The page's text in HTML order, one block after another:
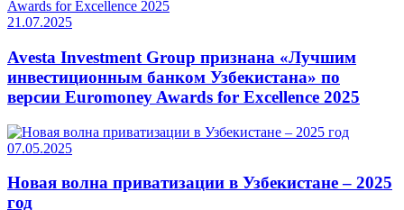
21.07.2025
Avesta Investment Group признана «Лучшим
инвестиционным банком Узбекистана» по
версии Euromoney Awards for Excellence 2025
07.05.2025
Новая волна приватизации в Узбекистане – 2025
год